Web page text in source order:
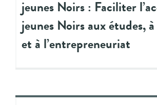
jeunes Noirs : Faciliter
jeunes Noirs aux études,
et à l’entrepreneuriat